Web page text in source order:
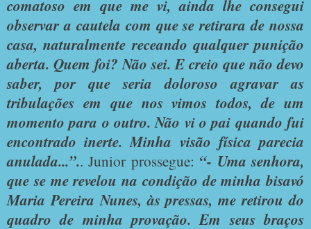
comatoso em que me vi, ainda lhe consegui
observar a cautela com que se retirara de nossa
casa, naturalmente receando qualquer punição
aberta. Quem foi? Não sei. E creio que não devo
saber, por que seria doloroso agravar as
tribulações em que nos vimos todos, de um
momento para o outro. Não vi o pai quando fui
encontrado inerte. Minha visão física parecia
anulada...”.. Junior prossegue: “- Uma senhora,
que se me revelou na condição de minha bisavó
Maria Pereira Nunes, às pressas, me retirou do
quadro de minha provação. Em seus braços